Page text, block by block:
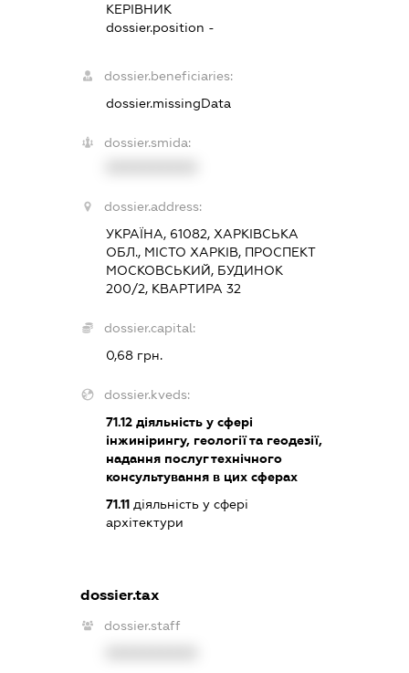
КЕРІВНИК
dossier.position -
dossier.beneficiaries:
dossier.missingData
dossier.smida:
dossier.address:
УКРАЇНА, 61082, ХАРКІВСЬКА
ОБЛ., МІСТО ХАРКІВ, ПРОСПЕКТ
МОСКОВСЬКИЙ, БУДИНОК
200/2, КВАРТИРА 32
dossier.capital:
0,68 грн.
dossier.kveds:
71.12 діяльність у сфері
інжинірингу, геології та геодезії,
надання послуг технічного
консультування в цих сферах
71.11 діяльність у сфері
архітектури
dossier.tax
dossier.staff